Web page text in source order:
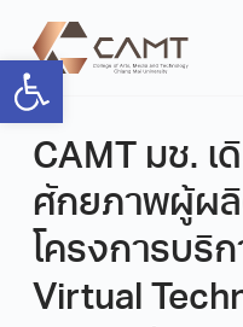
Open toolbar
CAMT มช.
ศักยภาพผู้ผลิ
โครงการบริ
Virtual